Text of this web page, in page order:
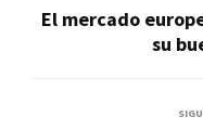
El mercado
su